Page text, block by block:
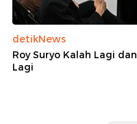
detikNews
Roy Suryo Kalah Lagi dan
Lagi